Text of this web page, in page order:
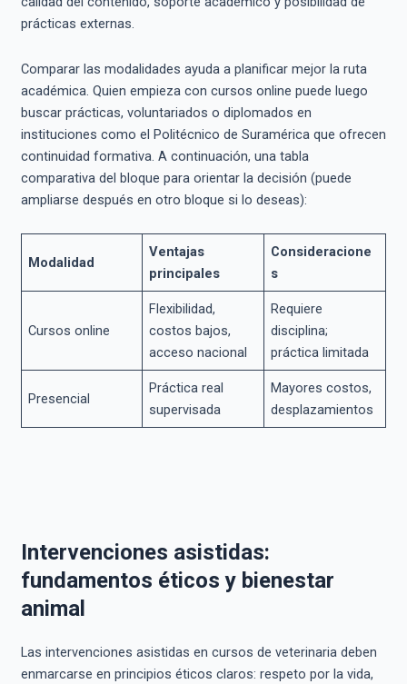
prácticas externas.
Comparar las modalidades ayuda a planificar mejor la ruta
académica. Quien empieza con cursos online puede luego
buscar prácticas, voluntariados o diplomados en
instituciones como el Politécnico de Suramérica que ofrecen
continuidad formativa. A continuación, una tabla
comparativa del bloque para orientar la decisión (puede
ampliarse después en otro bloque si lo deseas):
Modalidad
Ventajas
principales
Consideracione
s
Cursos online
Flexibilidad,
costos bajos,
acceso nacional
Requiere
disciplina;
práctica limitada
Presencial
Práctica real
supervisada
Mayores costos,
desplazamientos
Intervenciones asistidas:
fundamentos éticos y bienestar
animal
Las intervenciones asistidas en cursos de veterinaria deben
enmarcarse en principios éticos claros: respeto por la vida,